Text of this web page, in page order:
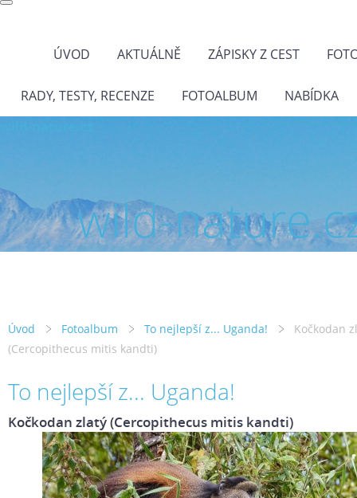
ÚVOD AKTUÁLNĚ ZÁPISKY Z CEST
RADY, TESTY, RECENZE FOTOALBUM NABÍDKA
wild-
Úvod Fotoalbum To nejlepší z... Uganda!
Kočkodan
(Cercopithecus mitis kandti)
To nejlepší z... Uganda!
Kočkodan zlatý (Cercopithecus mitis kandti)